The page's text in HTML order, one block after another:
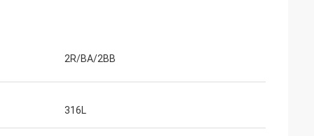
2R/BA/2BB
316L